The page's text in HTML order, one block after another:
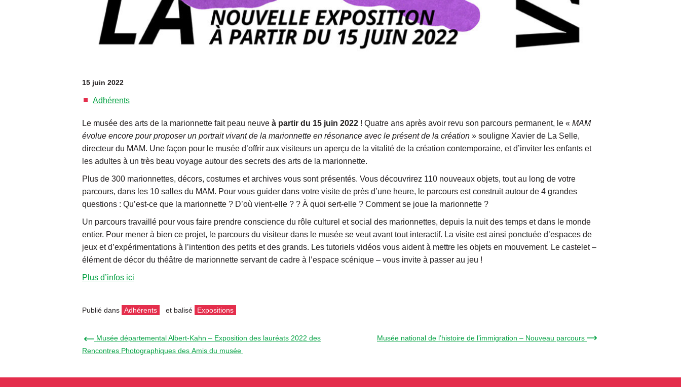
15 juin 2022
Adhérents
Le musée des arts de la marionnette fait peau neuve à partir du 15 juin 2022 ! Quatre ans après avoir revu son parcours permanent, le « MAM
évolue encore pour proposer un portrait vivant de la marionnette en résonance avec le présent de la création » souligne Xavier de La Selle,
directeur du MAM. Une façon pour le musée d’offrir aux visiteurs un aperçu de la vitalité de la création contemporaine, et d’inviter les enfants et
les adultes à un très beau voyage autour des secrets des arts de la marionnette.
Plus de 300 marionnettes, décors, costumes et archives vous sont présentés. Vous découvrirez 110 nouveaux objets, tout au long de votre
parcours, dans les 10 salles du MAM. Pour vous guider dans votre visite de près d’une heure, le parcours est construit autour de 4 grandes
questions : Qu’est-ce que la marionnette ? D’où vient-elle ? ? À quoi sert-elle ? Comment se joue la marionnette ?
Un parcours travaillé pour vous faire prendre conscience du rôle culturel et social des marionnettes, depuis la nuit des temps et dans le monde
entier. Pour mener à bien ce projet, le parcours du visiteur dans le musée se veut avant tout interactif. La visite est ainsi ponctuée d’espaces de
jeux et d’expérimentations à l’intention des petits et des grands. Les tutoriels vidéos vous aident à mettre les objets en mouvement. Le castelet –
élément de décor du théâtre de marionnette servant de cadre à l’espace scénique – vous invite à passer au jeu !
Plus d’infos ici
Publié dans Adhérents et balisé Expositions
← Musée départemental Albert-Kahn – Exposition des lauréats 2022 des
Rencontres Photographiques des Amis du musée
Musée national de l’histoire de l’immigration – Nouveau parcours →